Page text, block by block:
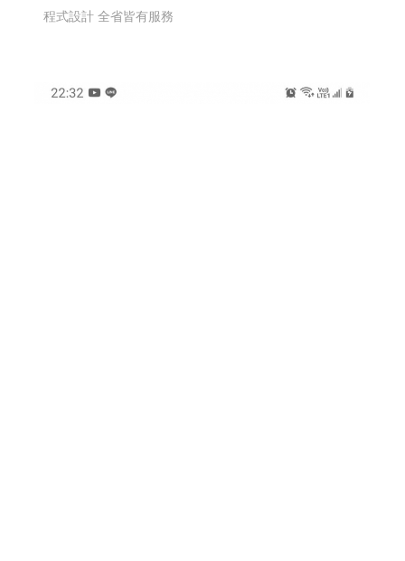
程式設計 全省皆有服務